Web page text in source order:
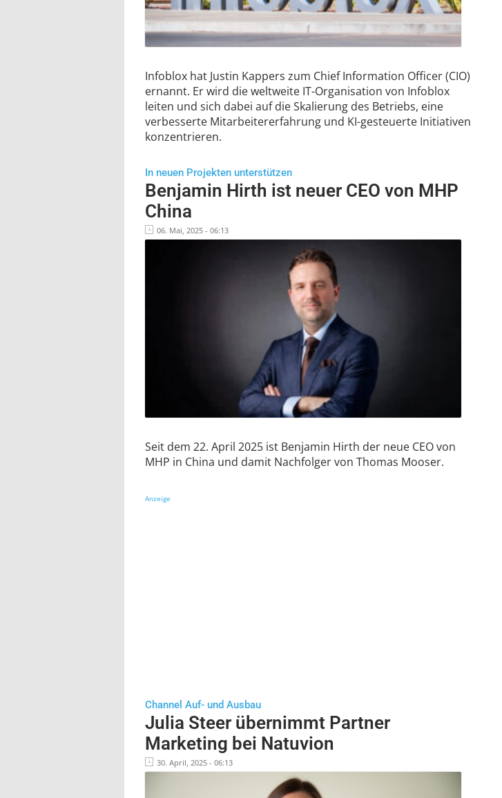
Infoblox hat Justin Kappers zum Chief Information Officer (CIO)
ernannt. Er wird die weltweite IT-Organisation von Infoblox
leiten und sich dabei auf die Skalierung des Betriebs, eine
verbesserte Mitarbeitererfahrung und KI-gesteuerte Initiativen
konzentrieren.
In neuen Projekten unterstützen
Benjamin Hirth ist neuer CEO von MHP
China
06. Mai, 2025 - 06:13
Seit dem 22. April 2025 ist Benjamin Hirth der neue CEO von
MHP in China und damit Nachfolger von Thomas Mooser.
Anzeige
Channel Auf- und Ausbau
Julia Steer übernimmt Partner
Marketing bei Natuvion
30. April, 2025 - 06:13